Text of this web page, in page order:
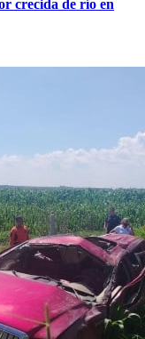
crecida de río en